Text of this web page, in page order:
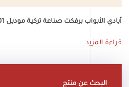
أيادي الأبواب برفكت صناعة تركية موديل 3001
قراءة المزيد
البحث عن منتج